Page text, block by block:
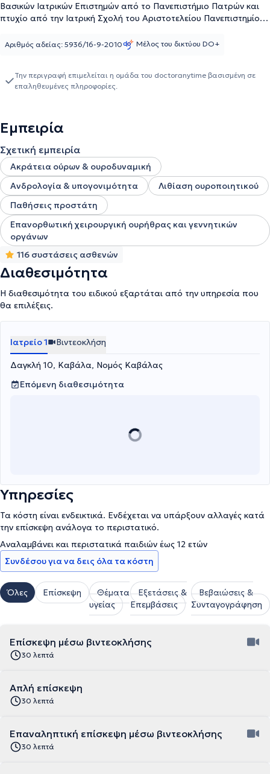
Βασικών Ιατρικών Επιστημών από το Πανεπιστήμιο Πατρών και
πτυχίο από την Ιατρική Σχολή του Αριστοτελείου Πανεπιστημίου
μετεκπαιδευτεί στη Πανεπιστημιακή Ουρολογική Κλινική
ουροδυναμική, στη λιθίαση ουροποιητικού, στις παθήσεις
προστάτη και στην επανορθωτική χειρουργική ουρήθρας και
δυσλειτουργία, στο έγχρωμο doppler, στην υπογονιμότητα, την
ακράτεια ούρων (ανδρών - γυναικών), τις βιοψίες προστάτη με
χρήση υπερήχων, στην κυστεοσκόπηση, στην ουροροομέτρηση
και στη φίμωση του πέους.
Αριθμός αδείας: 5936/16-9-2010 Μέλος του δικτύου DO+
Την περιγραφή επιμελείται η ομάδα του doctoranytime βασισμένη σε
επαληθευμένες πληροφορίες.
Εμπειρία
Σχετική εμπειρία
Ακράτεια ούρων & ουροδυναμική
Ανδρολογία & υπογονιμότητα
Λιθίαση ουροποιητικού
Παθήσεις προστάτη
Επανορθωτική χειρουργική ουρήθρας και γεννητικών
οργάνων
116 συστάσεις ασθενών
Διαθεσιμότητα
Η διαθεσιμότητα του ειδικού εξαρτάται από την υπηρεσία που
θα επιλέξεις.
Ιατρείο 1 Βιντεοκλήση
Δαγκλή 10, Καβάλα, Νομός Καβάλας
Επόμενη διαθεσιμότητα
Υπηρεσίες
Τα κόστη είναι ενδεικτικά. Ενδέχεται να υπάρξουν αλλαγές κατά
την επίσκεψη ανάλογα το περιστατικό.
Αναλαμβάνει και περιστατικά παιδιών έως 12 ετών
Συνδέσου για να δεις όλα τα κόστη
Όλες Επίσκεψη
Θέματα
υγείας
Εξετάσεις &
Επεμβάσεις
Βεβαιώσεις &
Συνταγογράφηση
Επίσκεψη μέσω βιντεοκλήσης
30 λεπτά
Απλή επίσκεψη
30 λεπτά
Επαναληπτική επίσκεψη μέσω βιντεοκλήσης
30 λεπτά